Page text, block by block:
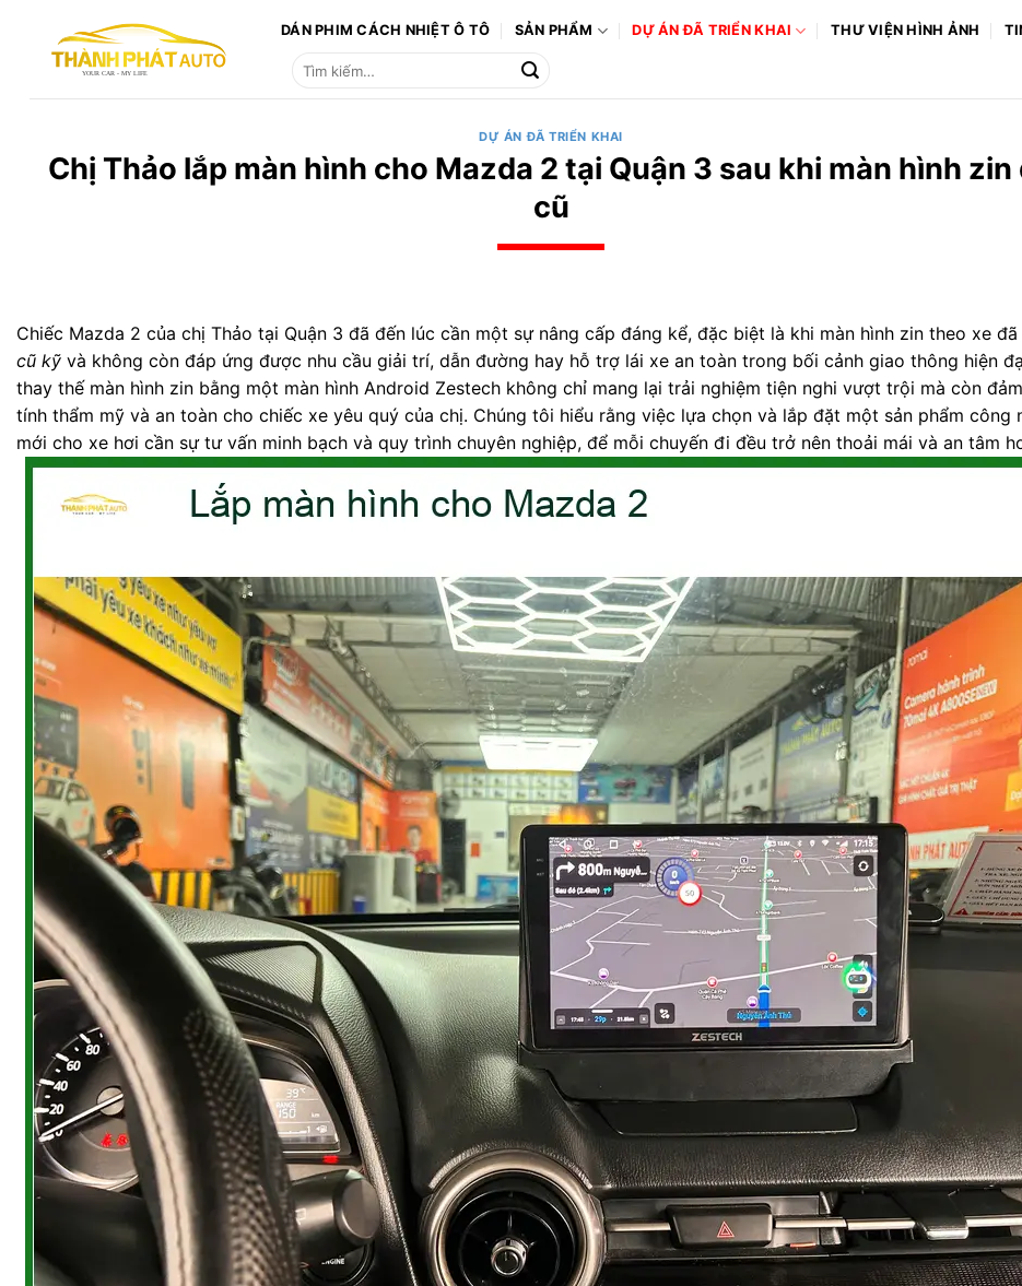
dung
DÁN PHIM CÁCH NHIỆT Ô TÔ SẢN PHẨM DỰ ÁN ĐÃ TRIỂN KHAI THƯ VIỆN HÌNH ẢNH
Tìm
DỰ ÁN ĐÃ TRIỂN KHAI
Chị Thảo lắp màn hình cho Mazda 2 tại Quận 3 sau khi màn hình zin
cũ
Chiếc Mazda 2 của chị Thảo tại Quận 3 đã đến lúc cần một sự nâng cấp đáng kể, đặc biệt là khi màn hình zin theo xe
cũ kỹ và không còn đáp ứng được nhu cầu giải trí, dẫn đường hay hỗ trợ lái xe an toàn trong bối cảnh giao thông hiện
thay thế màn hình zin bằng một màn hình Android Zestech không chỉ mang lại trải nghiệm tiện nghi vượt trội mà còn
tính thẩm mỹ và an toàn cho chiếc xe yêu quý của chị. Chúng tôi hiểu rằng việc lựa chọn và lắp đặt một sản phẩm công
mới cho xe hơi cần sự tư vấn minh bạch và quy trình chuyên nghiệp, để mỗi chuyến đi đều trở nên thoải mái và an tâm